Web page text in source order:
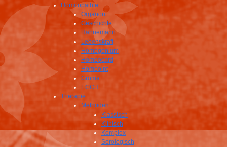
Homöopathie
Organon
Geschichte
Hahnemann
Lebenskraft
Homogenium
Homeocard
Homeoint
Groma
ECCH
Therapie
Methoden
Klassisch
Klinisch
Komplex
Serologisch